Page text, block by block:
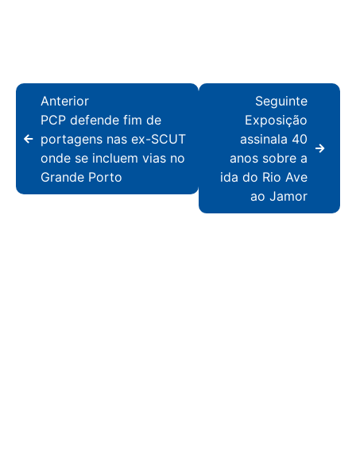
Anterior
PCP defende fim de
portagens nas ex-SCUT
onde se incluem vias no
Grande Porto
Seguinte
Exposição
assinala 40
anos sobre a
ida do Rio Ave
ao Jamor